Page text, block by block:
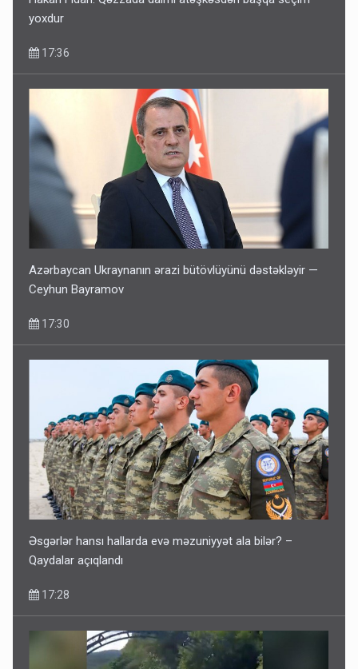
yoxdur
17:36
Azərbaycan Ukraynanın ərazi bütövlüyünü dəstəkləyir —
Ceyhun Bayramov
17:30
Əsgərlər hansı hallarda evə məzuniyyət ala bilər? –
Qaydalar açıqlandı
17:28